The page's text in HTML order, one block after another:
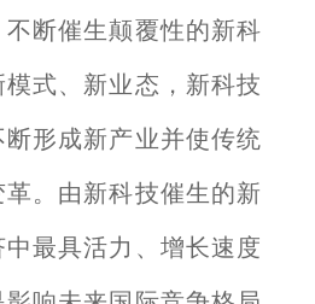
断催生颠覆性的新科
式、新业态，新科技
形成新产业并使传统
。由新科技催生的新
最具活力、增长速度